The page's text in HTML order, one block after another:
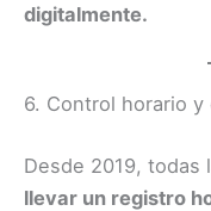
digitalmente.
6. Control horario
Desde 2019, todas
llevar un registro